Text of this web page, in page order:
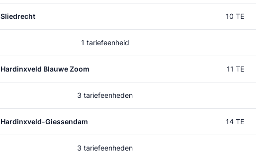
Sliedrecht 10 TE
1 tariefeenheid
Hardinxveld Blauwe Zoom 11 TE
3 tariefeenheden
Hardinxveld-Giessendam 14 TE
3 tariefeenheden